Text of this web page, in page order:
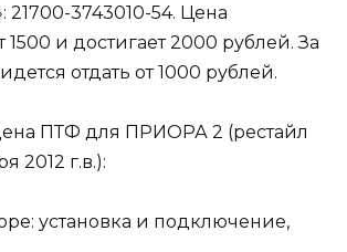
21700-3743010-54. Цена
1500 и достигает 2000 рублей. За
отдать от 1000 рублей.
ПТФ для ПРИОРА 2 (рестайл
2012 г.в.):